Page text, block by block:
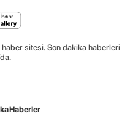
haber sitesi. Son dakika haberleri
Haberler